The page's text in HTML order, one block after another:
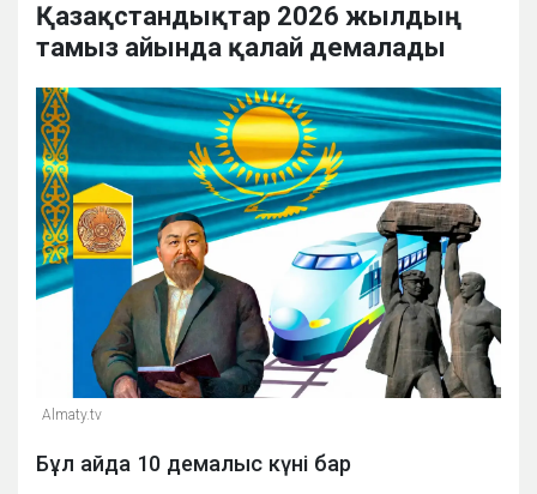
Қазақстандықтар 2026 жылдың
тамыз айында қалай демалады
Almaty.tv
Бұл айда 10 демалыс күні бар